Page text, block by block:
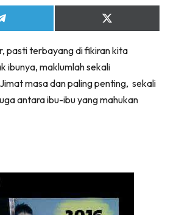
Share
on
Share
on
(Twitter)
pasti terbayang di fikiran kita
ibunya, maklumlah sekali
masa dan paling penting, sekali
antara ibu-ibu yang mahukan